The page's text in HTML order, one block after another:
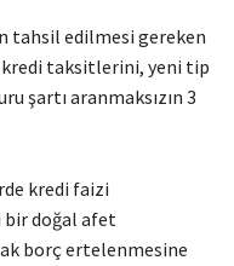
tahsil edilmesi gereken
kredi taksitlerini, yeni tip
şartı aranmaksızın 3
kredi faizi
bir doğal afet
borç ertelenmesine